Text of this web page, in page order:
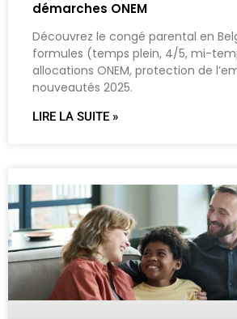
démarches ONEM
Découvrez le congé parental en
formules (temps plein, 4/5, mi-
allocations ONEM, protection de
nouveautés 2025.
LIRE LA SUITE »